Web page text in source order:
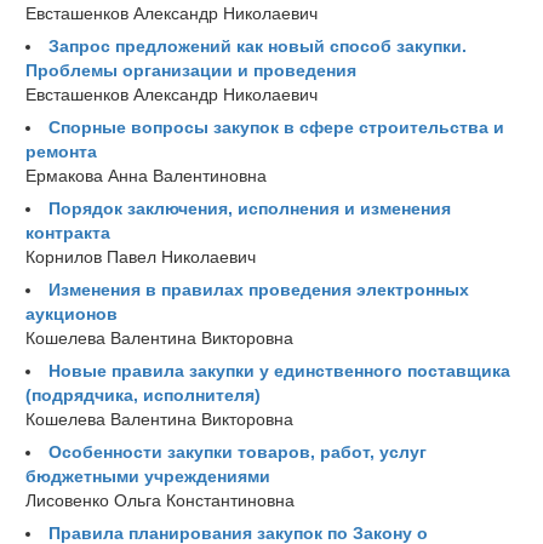
Евсташенков Александр Николаевич
Запрос предложений как новый способ закупки.
Проблемы организации и проведения
Евсташенков Александр Николаевич
Спорные вопросы закупок в сфере строительства и
ремонта
Ермакова Анна Валентиновна
Порядок заключения, исполнения и изменения
контракта
Корнилов Павел Николаевич
Изменения в правилах проведения электронных
аукционов
Кошелева Валентина Викторовна
Новые правила закупки у единственного поставщика
(подрядчика, исполнителя)
Кошелева Валентина Викторовна
Особенности закупки товаров, работ, услуг
бюджетными учреждениями
Лисовенко Ольга Константиновна
Правила планирования закупок по Закону о